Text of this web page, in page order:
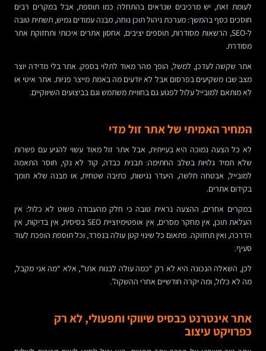
לעומת זאת, יש מרכיבים שנראים בהתחלה כמו תוספת, אבל במקרים רבים
חוסכים כסף בהמשך: מערכת ניהול תוכן נוחה, מבנה עמודים גמיש, תשתית טובה
ל-SEO, הרשאות מסודרות, תוספים יציבים, אחסון אתרים איכותי ותחזוקת אתר
מסודרת.
אתר שקשה לעדכן, למשל, הופך מהר מאוד לתלוי בספק. אתר בלי מדידה יוצר
מצב שבו משקיעים בפרסום אבל לא יודעים מה באמת מייצר פניות. אתר איטי או
לא מותאם למובייל עלול לפגוע גם בחוויית משתמש וגם בביצועים השיווקיים.
המחיר האמיתי של אתר זול מדי
לא כל הצעה נמוכה היא בעייתית, אבל אתר זול מאוד עשוי להגיע עם פשרות
שלא תמיד גלויות בשלב החתימה: תבנית כבדה, קוד לא נקי, חוסר התאמה
למובייל, אבטחה חלשה, היעדר נגישות, כתיבה שטחית, או מבנה שלא תומך
בקידום אתרים.
במקרים אחרים, ההצעה נראית טובה כי חלק מהעבודה פשוט לא כלול: אין
העלאת תוכן, אין מחקר מסרים, אין אופטימיזציית SEO בסיסית, אין בדיקות, אין
הדרכה, ואין תחזוקה. פתאום כל שינוי קטן עולה בנפרד, וכל תוספת הופכת לעוד
סעיף.
לכן, השאלה הנכונה היא לא רק “כמה עולה לבנות אתר”, אלא “מה אני מקבל,
מה לא כלול, ומה יקרה חודשיים אחרי ההשקה”.
אתר אינטרנט כבסיס שיווקי ותפעולי, לא רק
כפרויקט עיצוב